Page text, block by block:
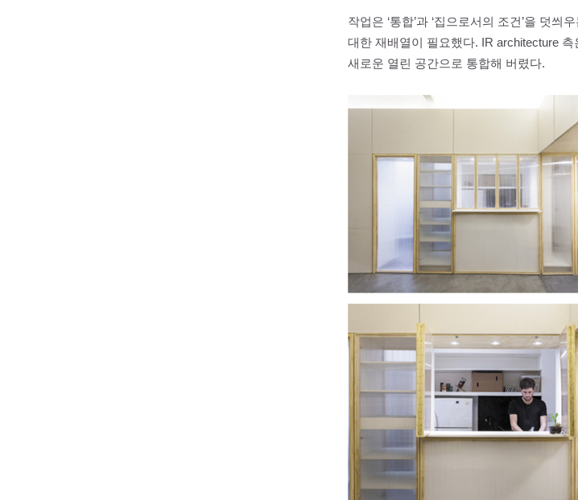
작업은 ‘통합’과 ‘집으로서의 조건’을 덧
대한 재배열이 필요했다. IR architecture
새로운 열린 공간으로 통합해 버렸다.